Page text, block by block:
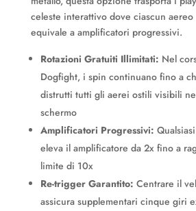
celeste interattivo dove ciascun
equivale a amplificatori progressivi.
Rotazioni Gratuiti Illimitati: Nel
Dogfight, i spin continuano fino a
distrutti tutti gli aerei ostili visibili
schermo
Amplificatori Progressivi:
eleva il amplificatore da 2x fino a
limite di 10x
Re-trigger Garantito: Centrare il
assicura supplementari cinque giri